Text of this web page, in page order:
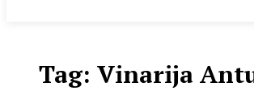
Tag: Vinarija